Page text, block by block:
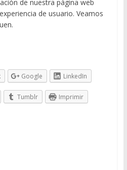
de nuestra página web
de usuario. Veamos
Google LinkedIn
Tumblr Imprimir